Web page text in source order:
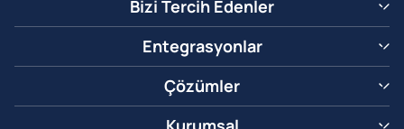
Bizi Tercih Edenler
Entegrasyonlar
Çözümler